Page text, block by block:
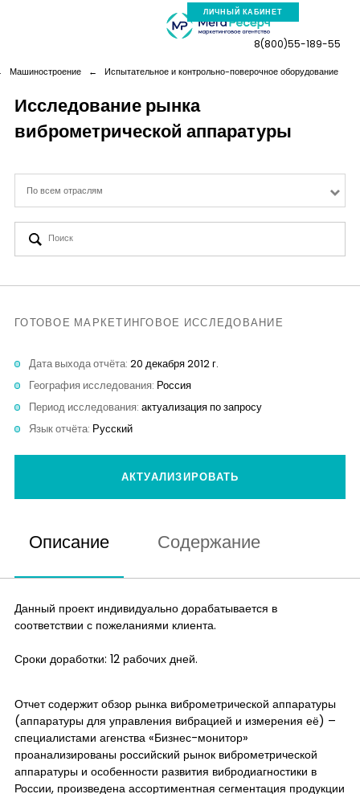
ЛИЧНЫЙ КАБИНЕТ
Компания
Услуги
Новая реальность
Аналитика
Контакты
8(800)55-189-55
Машиностроение ← Испытательное и контрольно-поверочное оборудование
Исследование рынка
виброметрической аппаратуры
По всем отраслям
ГОТОВОЕ МАРКЕТИНГОВОЕ ИССЛЕДОВАНИЕ
Дата выхода отчёта: 20 декабря 2012 г.
География исследования: Россия
Период исследования: актуализация по запросу
Язык отчёта: Русский
АКТУАЛИЗИРОВАТЬ
Описание Содержание
Данный проект индивидуально дорабатывается в
соответствии с пожеланиями клиента.
Сроки доработки: 12 рабочих дней.
Отчет содержит обзор рынка виброметрической аппаратуры
(аппаратуры для управления вибрацией и измерения её) –
специалистами агенства «Бизнес-монитор»
проанализированы российский рынок виброметрической
аппаратуры и особенности развития вибродиагностики в
России, произведена ассортиментная сегментация продукции